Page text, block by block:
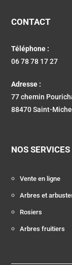
CONTACT
Téléphone :
06 78 78 17 27
Adresse :
77 chemin
88470 Saint-
NOS SERVICES
Vente en ligne
Arbres et
Rosiers
Arbres fruitiers